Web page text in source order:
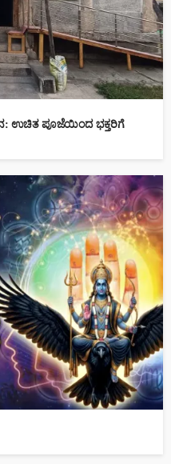
ಉಚಿತ ಪೂಜೆಯಿಂದ ಭಕ್ತರಿಗೆ